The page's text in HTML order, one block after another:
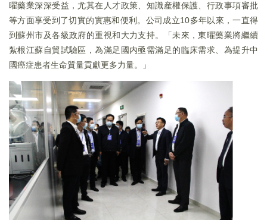
曜藥業深深受益，尤其在人才政策、知識産權保護、行政事項審批
等方面享受到了切實的實惠和便利。公司成立10多年以來，一直得
到蘇州市及各級政府的重視和大力支持。「未來，東曜藥業將繼續
紮根江蘇自貿試驗區，為滿足國内亟需滿足的臨床需求、為提升中
國癌症患者生命質量貢獻更多力量。」